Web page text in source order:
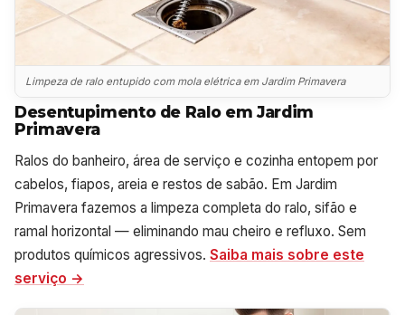
Limpeza de ralo entupido com mola elétrica em Jardim Primavera
Desentupimento de Ralo em Jardim
Primavera
Ralos do banheiro, área de serviço e cozinha entopem por
cabelos, fiapos, areia e restos de sabão. Em Jardim
Primavera fazemos a limpeza completa do ralo, sifão e
ramal horizontal — eliminando mau cheiro e refluxo. Sem
produtos químicos agressivos. Saiba mais sobre este
serviço →